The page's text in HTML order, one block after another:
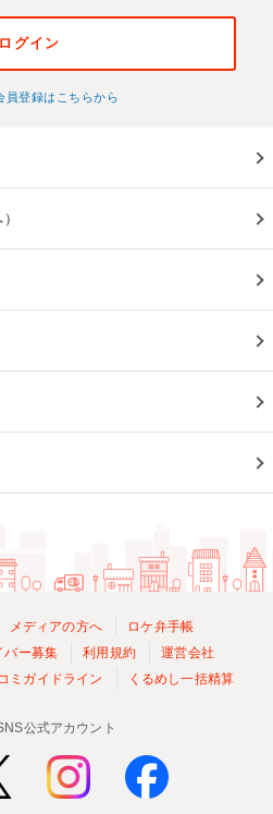
ログイン
員登録はこちらから
メディアの方へ
ロケ弁手帳
バー募集
利用規約
運営会社
ミガイドライン くるめし一括精算
公式アカウント